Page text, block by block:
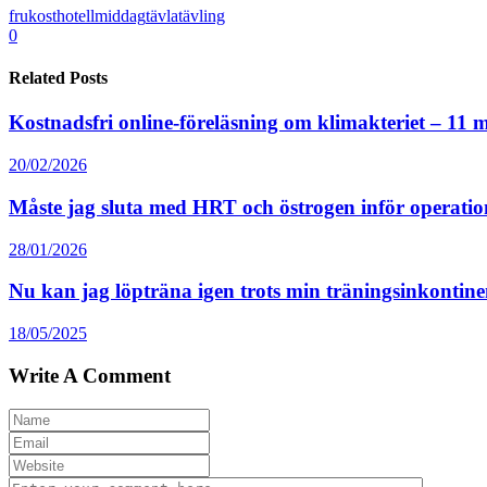
frukosthotellmiddagtävlatävling
0
Related Posts
Kostnadsfri online-föreläsning om klimakteriet – 11
20/02/2026
Måste jag sluta med HRT och östrogen inför
28/01/2026
Nu kan jag löpträna igen trots min
18/05/2025
Write A Comment